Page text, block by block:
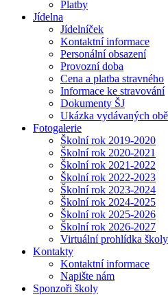
Platby
Jídelna
Jídelníček
Kontaktní informace
Personální obsazení
Provozní doba
Cena a platba stravného
Informace ke stravování
Dokumenty ŠJ
Ukázka vydávaných
Fotogalerie
Školní rok 2019-2020
Školní rok 2020-2021
Školní rok 2021-2022
Školní rok 2022-2023
Školní rok 2023-2024
Školní rok 2024-2025
Školní rok 2025-2026
Školní rok 2026-2027
Virtuální prohlídka školy
Kontakty
Kontaktní informace
Napište nám
Sponzoři školy